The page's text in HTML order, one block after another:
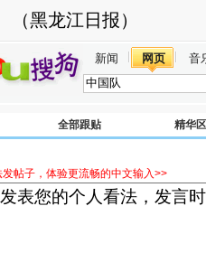
（黑龙江日报）
新闻 网页 音
全部跟贴 精华区
帖子，体验更流畅的中文输入>>